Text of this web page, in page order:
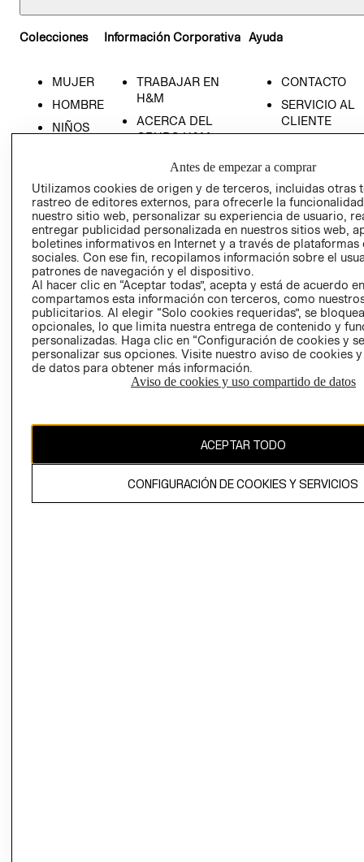
Colecciones
MUJER
HOMBRE
NIÑOS
Información Corporativa
TRABAJAR EN
H&M
ACERCA DEL
GRUPO H&M
RESPONSABILIDAD
SOCIAL
PRENSA
RELACIÓN CON
INVERSIONISTAS
POLÍTICA
EMPRESARIAL
Ayuda
CONTACTO
SERVICIO AL
CLIENTE
NUESTRAS
TIENDAS
- RETIRO EN
TIENDA
TÉRMINOS Y
AVISO DE
PRIVACIDAD
GIFT CARD
AVISO DE
COOKIES
Antes de empezar a comprar
Utilizamos cookies de origen y de terceros, incluidas otras
rastreo de editores externos, para ofrecerle la
nuestro sitio web, personalizar su experiencia de usuario,
entregar publicidad personalizada en nuestros sitios web,
boletines informativos en Internet y a través de plataformas
sociales. Con ese fin, recopilamos información sobre el
patrones de navegación y el dispositivo.
Al hacer clic en “Aceptar todas”, acepta y está de acuerdo
compartamos esta información con terceros, como
publicitarios. Al elegir “Solo cookies requeridas”, se
opcionales, lo que limita nuestra entrega de contenido y
personalizadas. Haga clic en “Configuración de cookies y
personalizar sus opciones. Visite nuestro aviso de cookies
de datos para obtener más información.
Aviso de cookies y uso compartido de datos
ACEPTAR TODO
CONFIGURACIÓN DE COOKIES Y SERVICIOS